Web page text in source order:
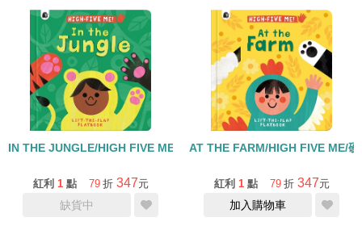
IN THE JUNGLE/HIGH FIVE ME/硬頁翻翻書
紅利 1 點 79 折 347元
缺貨中
AT THE FARM/HIGH FIVE ME/
紅利 1 點 79 折 347元
加入購物車